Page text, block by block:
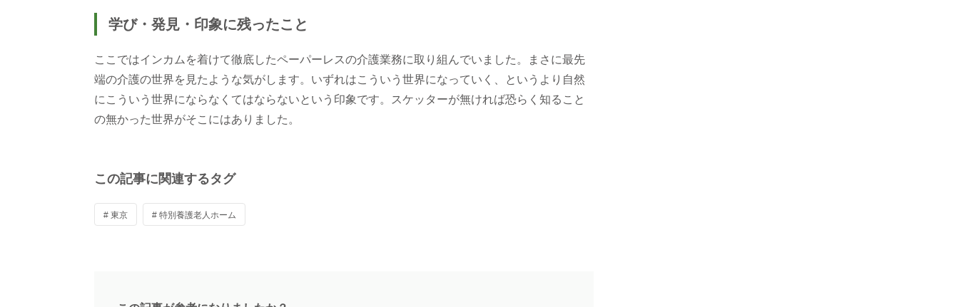
学び・発見・印象に残ったこと
ここではインカムを着けて徹底したペーパーレスの介護業務に取り組んでいました。まさに最先
端の介護の世界を見たような気がします。いずれはこういう世界になっていく、というより自然
にこういう世界にならなくてはならないという印象です。スケッターが無ければ恐らく知ること
の無かった世界がそこにはありました。
この記事に関連するタグ
# 東京 # 特別養護老人ホーム